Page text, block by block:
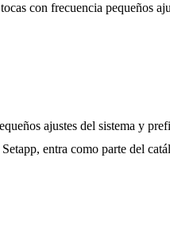
con frecuencia pequeños
ajustes del sistema y
entra como parte del